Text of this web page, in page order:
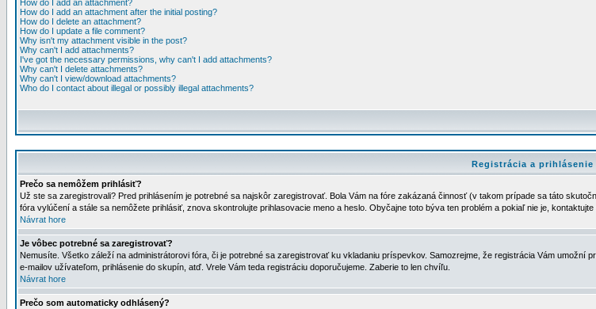
How do I add an attachment?
How do I add an attachment after the initial posting?
How do I delete an attachment?
How do I update a file comment?
Why isn't my attachment visible in the post?
Why can't I add attachments?
I've got the necessary permissions, why can't I add attachments?
Why can't I delete attachments?
Why can't I view/download attachments?
Who do I contact about illegal or possibly illegal attachments?
Registrácia a prihlásenie
Prečo sa nemôžem prihlásiť?
Už ste sa zaregistrovali? Pred prihlásením je potrebné sa najskôr zaregistrovať. Bola Vám na fóre zakázaná činnosť (v takom prípade sa táto
fóra vylúčení a stále sa nemôžete prihlásiť, znova skontrolujte prihlasovacie meno a heslo. Obyčajne toto býva ten problém a pokiaľ nie je,
Návrat hore
Je vôbec potrebné sa zaregistrovať?
Nemusíte. Všetko záleží na administrátorovi fóra, či je potrebné sa zaregistrovať ku vkladaniu príspevkov. Samozrejme, že registrácia Vám
e-mailov užívateľom, prihlásenie do skupín, atď. Vrele Vám teda registráciu doporučujeme. Zaberie to len chvíľu.
Návrat hore
Prečo som automaticky odhlásený?